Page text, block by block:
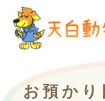
お預か